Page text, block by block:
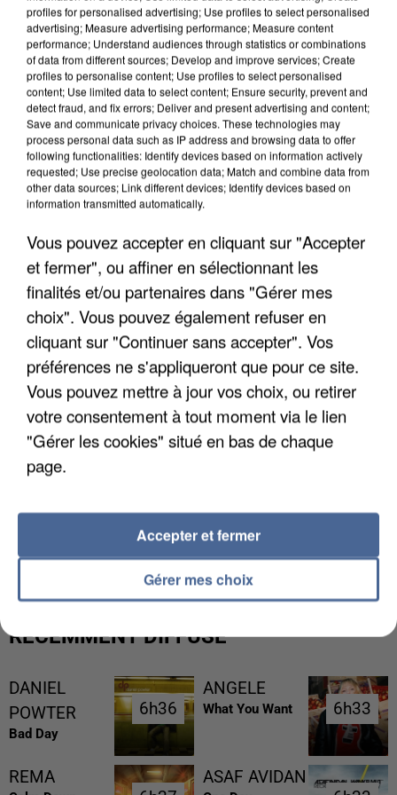
APRÈS TOUTES CES CANICULES, LES REFUGES
DE FAUNE SAUVAGE SONT...
L’UN DES FONDATEURS SUPPOSÉS DE LA DZ
MAFIA INTERPELLÉ EN ALGÉRIE
RÉCEMMENT DIFFUSÉ
DANIEL
POWTER
Bad Day
6h36
6h36
ANGELE
What You Want 6h33
6h33
REMA ASAF AVIDAN
profiles for personalised advertising; Use profiles to select personalised
advertising; Measure advertising performance; Measure content
performance; Understand audiences through statistics or combinations
of data from different sources; Develop and improve services; Create
profiles to personalise content; Use profiles to select personalised
content; Use limited data to select content; Ensure security, prevent and
detect fraud, and fix errors; Deliver and present advertising and content;
Save and communicate privacy choices. These technologies may
process personal data such as IP address and browsing data to offer
following functionalities: Identify devices based on information actively
requested; Use precise geolocation data; Match and combine data from
other data sources; Link different devices; Identify devices based on
information transmitted automatically.
Vous pouvez accepter en cliquant sur "Accepter
et fermer", ou affiner en sélectionnant les
finalités et/ou partenaires dans "Gérer mes
choix". Vous pouvez également refuser en
cliquant sur "Continuer sans accepter". Vos
préférences ne s'appliqueront que pour ce site.
Vous pouvez mettre à jour vos choix, ou retirer
votre consentement à tout moment via le lien
"Gérer les cookies" situé en bas de chaque
page.
Gérer mes choix
Accepter et fermer